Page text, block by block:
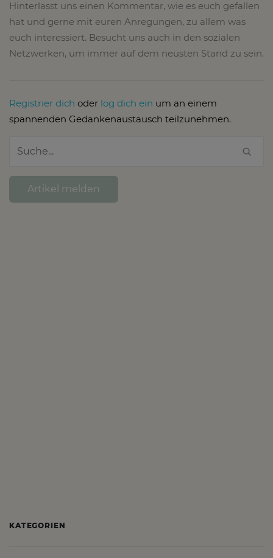
Hinterlasst uns einen Kommentar, wie es euch gefallen
hat und gerne mit euren Anregungen, zu allem was
euch interessiert. Besucht uns auch in den sozialen
Netzwerken, um immer auf dem neusten Stand zu sein.
Registrier dich oder log dich ein um an einem
spannenden Gedankenaustausch teilzunehmen.
Artikel melden
KATEGORIEN